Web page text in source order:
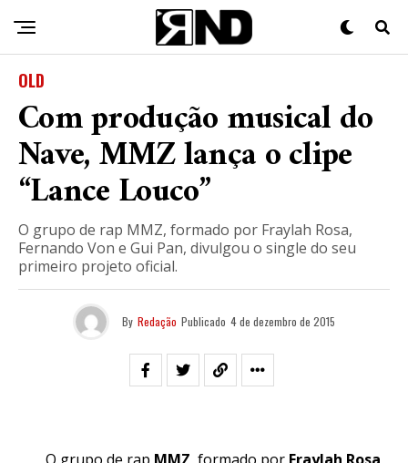
OLD
Com produção musical do
Nave, MMZ lança o clipe
“Lance Louco”
O grupo de rap MMZ, formado por Fraylah Rosa,
Fernando Von e Gui Pan, divulgou o single do seu
primeiro projeto oficial.
By Redação Publicado 4 de dezembro de 2015